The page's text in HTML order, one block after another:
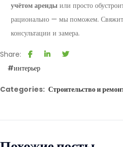
учётом аренды или просто
рационально — мы поможем.
консультации и замера.
Share:
#интерьер
Categories: Строительство и